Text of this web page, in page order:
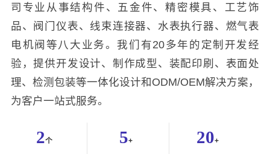
司专业从事结构件、五金件、精密模具、工艺饰
品、阀门仪表、线束连接器、水表执行器、燃气表
电机阀等八大业务。我们有20多年的定制开发经
验，提供开发设计、制作成型、装配印刷、表面处
理、检测包装等一体化设计和ODM/OEM解决方案，
为客户一站式服务。
2个 5+ 20+